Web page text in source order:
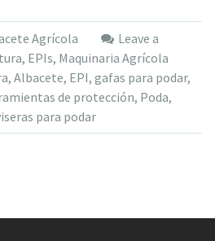
Agrícola
Leave a
, EPIs, Maquinaria Agrícola
, Albacete, EPI, gafas para podar,
de protección, Poda,
para podar